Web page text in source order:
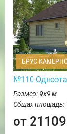
БРУС
№110
Размер: 9х9 м
Общая площадь:
от